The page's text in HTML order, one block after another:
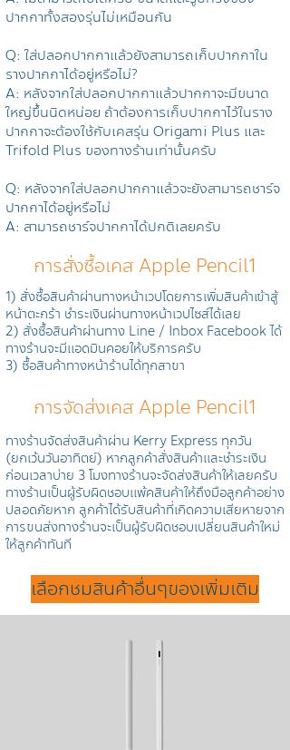
ปากกาทั้งสองรุ่นไม่เหมือนกัน
Q: ใส่ปลอกปากกาแล้วยังสามารถเก็บปากกาใน
รางปากกาได้อยู่หรือไม่?
A: หลังจากใส่ปลอกปากกาแล้วปากกาจะมีขนาด
ใหญ่ขึ้นนิดหน่อย ถ้าต้องการเก็บปากกาไว้ในราง
ปากกาจะต้องใช้กับเคสรุ่น Origami Plus และ
Trifold Plus ของทางร้านเท่านั้นครับ
Q: หลังจากใส่ปลอกปากกาแล้วจะยังสามารถชาร์จ
ปากกาได้อยู่หรือไม่
A: สามารถชาร์จปากกาได้ปกติเลยครับ
การสั่งซื้อเคส Apple Pencil1
1) สั่งซื้อสินค้าผ่านทางหน้าเวปโดยการเพิ่มสินค้าเข้าสู้
หน้าตะกร้า ชำระเงินผ่านทางหน้าเวปไซส์ได้เลย
2) สั่งซื้อสินค้าผ่านทาง Line / Inbox Facebook ได้
ทางร้านจะมีแอดมินคอยให้บริการครับ
3) ซื้อสินค้าทางหน้าร้านได้ทุกสาขา
การจัดส่งเคส Apple Pencil1
ทางร้านจัดส่งสินค้าผ่าน Kerry Express ทุกวัน
(ยกเว้นวันอาทิตย์) หากลูกค้าสั่งสินค้าและชำระเงิน
ก่อนเวลาบ่าย 3 โมงทางร้านจะจัดส่งสินค้าให้เลยครับ
ทางร้านเป็นผู้รับผิดชอบแพ้คสินค้าให้ถึงมือลูกค้าอย่าง
ปลอดภัยหาก ลูกค้าได้รับสินค้าที่เกิดความเสียหายจาก
การขนส่งทางร้านจะเป็นผู้รับผิดชอบเปลี่ยนสินค้าใหม่
ให้ลูกค้าทันที
เลือกชมสินค้าอื่นๆของเพิ่มเติม